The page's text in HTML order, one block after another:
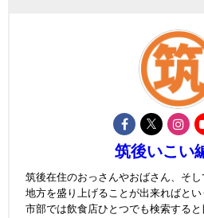
筑後いこい
筑後在住のおっさんやおばさん、そ
地方を盛り上げることが出来ればと
市部では飲食店ひとつでも検索する